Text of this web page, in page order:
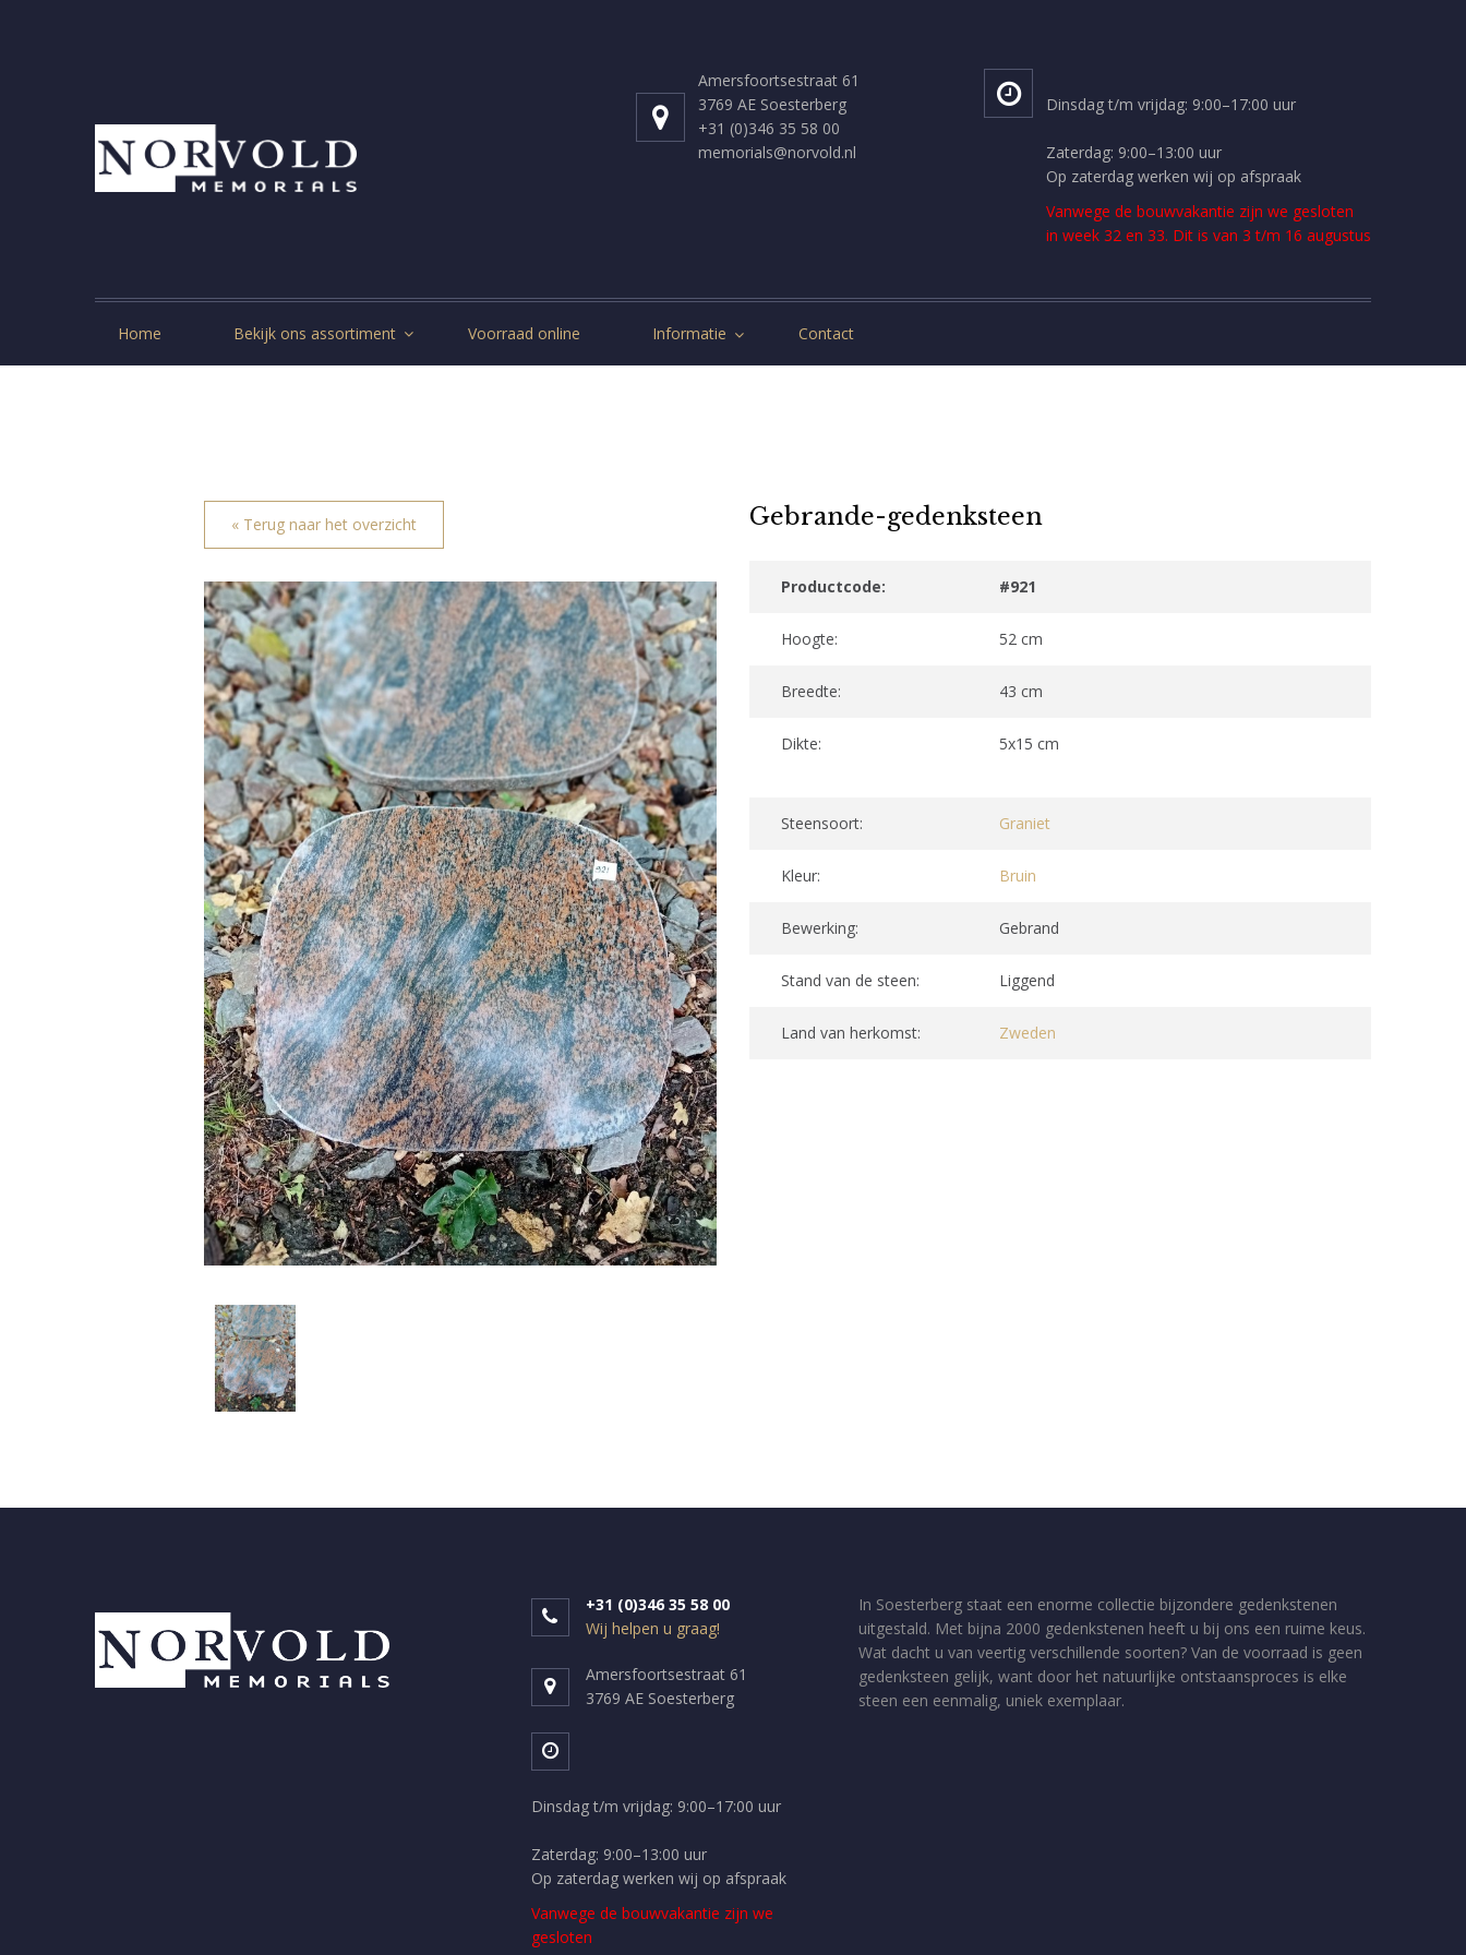
Amersfoortsestraat 61
3769 AE Soesterberg
+31 (0)346 35 58 00
memorials@norvold.nl
Dinsdag t/m vrijdag: 9:00–17:00 uur
Zaterdag: 9:00–13:00 uur
Op zaterdag werken wij op afspraak
Vanwege de bouwvakantie zijn we gesloten
in week 32 en 33. Dit is van 3 t/m 16 augustus
Home Bekijk ons assortiment Voorraad online Informatie Contact
« Terug naar het overzicht Gebrande-gedenksteen
Productcode: #921
Hoogte: 52 cm
Breedte: 43 cm
Dikte: 5x15 cm
Steensoort: Graniet
Kleur: Bruin
Bewerking: Gebrand
Stand van de steen: Liggend
Land van herkomst: Zweden
+31 (0)346 35 58 00
Wij helpen u graag!
Amersfoortsestraat 61
3769 AE Soesterberg
Dinsdag t/m vrijdag: 9:00–17:00 uur
Zaterdag: 9:00–13:00 uur
Op zaterdag werken wij op afspraak
Vanwege de bouwvakantie zijn we
gesloten
In Soesterberg staat een enorme collectie bijzondere gedenkstenen
uitgestald. Met bijna 2000 gedenkstenen heeft u bij ons een ruime keus.
Wat dacht u van veertig verschillende soorten? Van de voorraad is geen
gedenksteen gelijk, want door het natuurlijke ontstaansproces is elke
steen een eenmalig, uniek exemplaar.